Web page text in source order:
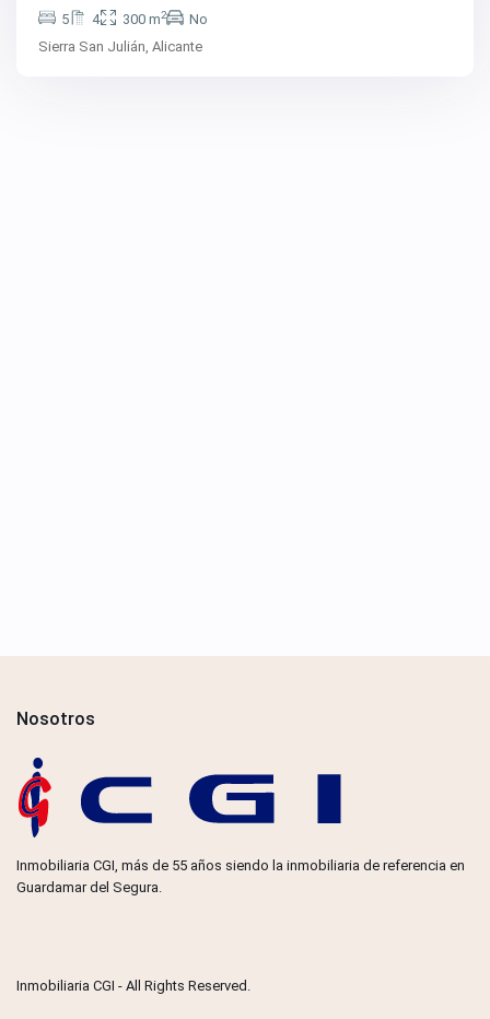
5 4 300 m2
No
Sierra San Julián,Alicante
Nosotros
Inmobiliaria CGI, más de 55 años siendo la inmobiliaria de referencia en
Guardamar del Segura.
Inmobiliaria CGI - All Rights Reserved.